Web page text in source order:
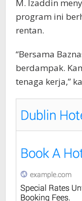
M. Izaddin
program ini
rentan.
“Bersama
berdampak.
tenaga kerja,”